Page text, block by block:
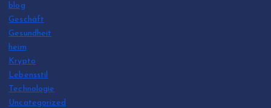
blog
Geschäft
Gesundheit
heim
Krypto
Lebensstil
Technologie
Uncategorized